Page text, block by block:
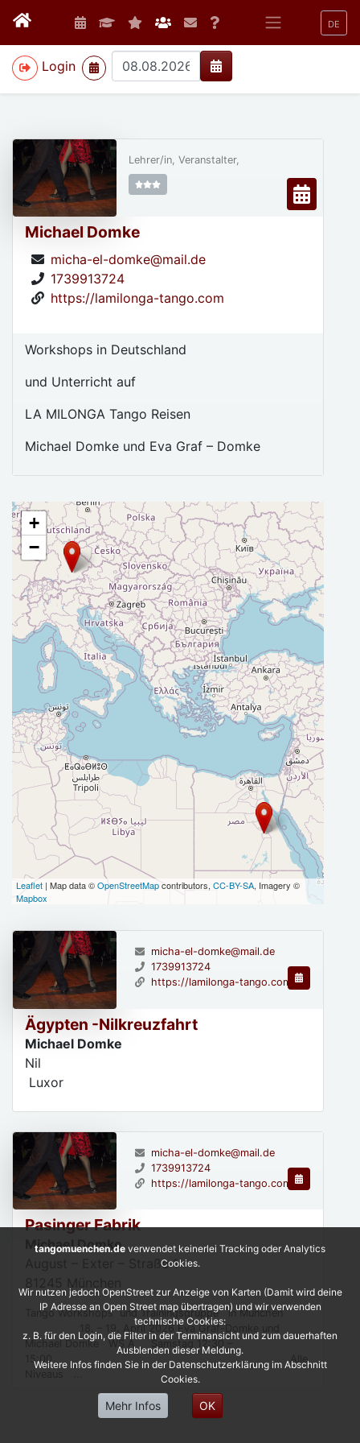
DE
Login
>
Michael Domke
micha-el-domke@mail.de
1739913724
https://lamilonga-tango.com
Lehrer/in, Veranstalter,
Workshops in Deutschland
und Unterricht auf
LA MILONGA Tango Reisen
Michael Domke und Eva Graf – Domke
+
−
Leaflet | Map data ©OpenStreetMapcontributors, CC-BY-SA, Imagery ©
Mapbox
Ägypten -Nilkreuzfahrt
Michael Domke
Nil
Luxor
micha-el-domke@mail.de
1739913724
https://lamilonga-tango.com
Pasinger Fabrik
Michael Domke
August – Exter – Straße 1
Tango Workshops und Trainingsgruppe in München
18. – 19. April 2026 Eva Graf-Domke und
Michael Domke WS A Samstag 12:30 –
15:00 Alle
micha-el-domke@mail.de
1739913724
https://lamilonga-tango.com
tangomuenchen.de verwendet keinerlei Tracking oder Analytics
Cookies.
Wir nutzen jedoch OpenStreet zur Anzeige von Karten (Damit wird deine
IP Adresse an Open Street map übertragen) und wir verwenden
technische Cookies:
z. B. für den Login, die Filter in der Terminansicht und zum dauerhaften
Ausblenden dieser Meldung.
Weitere Infos finden Sie in der Datenschutzerklärung im Abschnitt
Cookies.
Mehr Infos OK